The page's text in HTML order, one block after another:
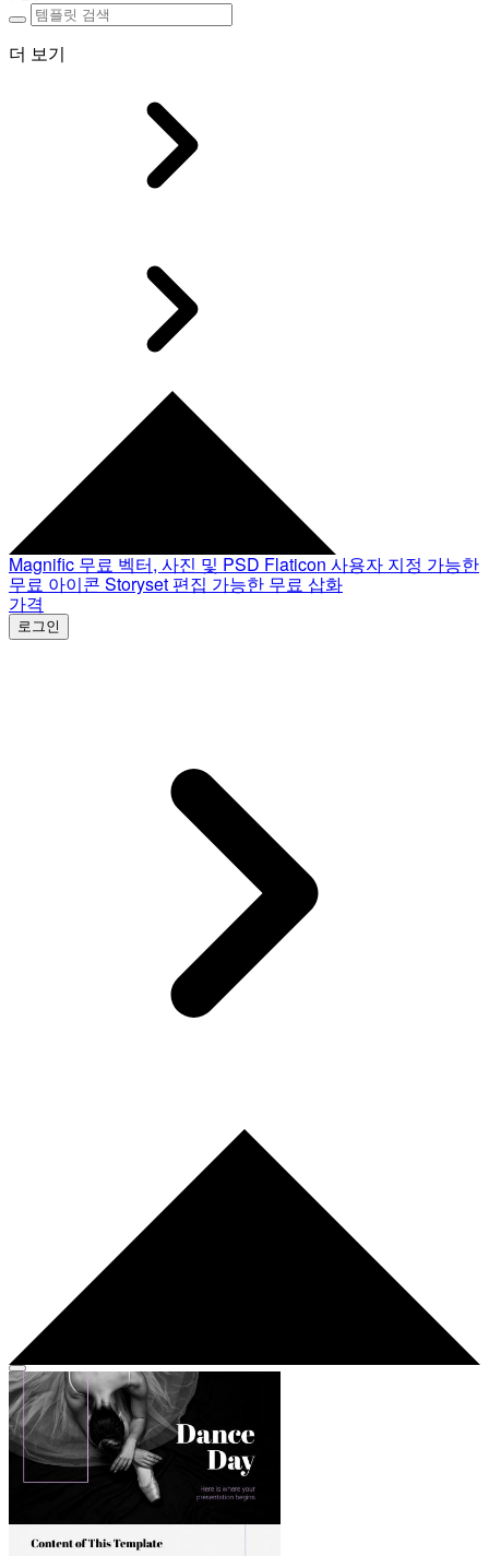
더 보기
Magnific 무료 벡터, 사진 및 PSD Flaticon 사용자 지정 가능한
무료 아이콘 Storyset 편집 가능한 무료 삽화
가격
로그인